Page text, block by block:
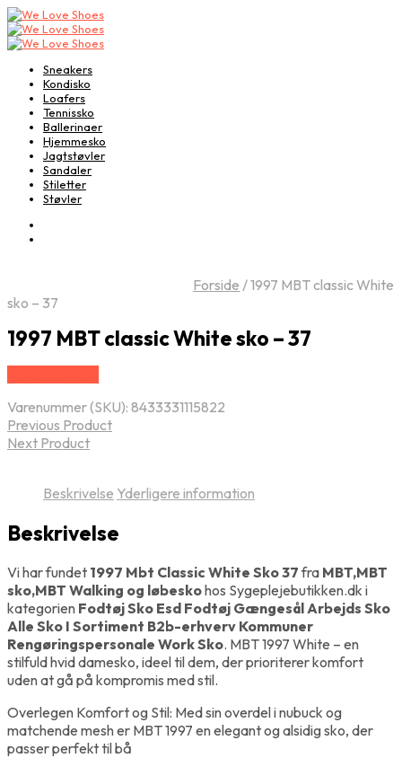
Sneakers
Kondisko
Loafers
Tennissko
Ballerinaer
Hjemmesko
Jagtstøvler
Sandaler
Stiletter
Støvler
Forside /1997 MBT classic White
sko – 37
1997 MBT classic White sko – 37
Varenummer (SKU): 8433331115822
Previous Product
Next Product
Beskrivelse Yderligere information
Beskrivelse
Vi har fundet 1997 Mbt Classic White Sko 37fra MBT,MBT
sko,MBT Walking og løbeskohos Sygeplejebutikken.dk i
kategorien Fodtøj Sko Esd Fodtøj Gængesål Arbejds Sko
Alle Sko I Sortiment B2b-erhverv Kommuner
Rengøringspersonale Work Sko. MBT 1997 White – en
stilfuld hvid damesko, ideel til dem, der prioriterer komfort
uden at gå på kompromis med stil.
Overlegen Komfort og Stil: Med sin overdel i nubuck og
matchende mesh er MBT 1997 en elegant og alsidig sko, der
passer perfekt til bå